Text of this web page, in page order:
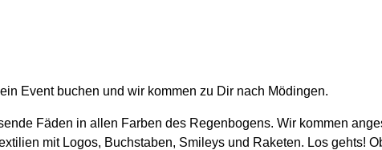
Event buchen und wir kommen zu Dir nach Mödingen.
Fäden in allen Farben des Regenbogens. Wir kommen
mit Logos, Buchstaben, Smileys und Raketen. Los gehts!